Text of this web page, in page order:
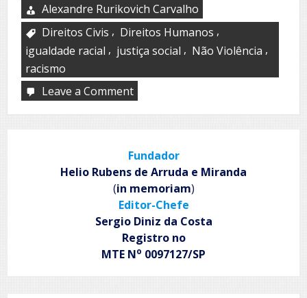
Alexandre Rurikovich Carvalho
Direitos Civis , Direitos Humanos ,
igualdade racial , justiça social , Não Violência ,
racismo
Leave a Commenton
Luther
Fundador
Helio Rubens de Arruda e Miranda
(in memoriam)
Editor-Chefe
Sergio Diniz da Costa
Registro no
MTE No 0097127/SP